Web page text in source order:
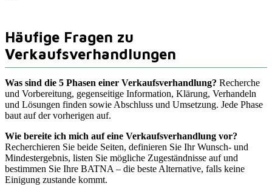
Häufige Fragen zu
Verkaufsverhandlungen
Was sind die 5 Phasen einer Verkaufsverhandlung? Recherche
und Vorbereitung, gegenseitige Information, Klärung, Verhandeln
und Lösungen finden sowie Abschluss und Umsetzung. Jede Phase
baut auf der vorherigen auf.
Wie bereite ich mich auf eine Verkaufsverhandlung vor?
Recherchieren Sie beide Seiten, definieren Sie Ihr Wunsch- und
Mindestergebnis, listen Sie mögliche Zugeständnisse auf und
bestimmen Sie Ihre BATNA – die beste Alternative, falls keine
Einigung zustande kommt.